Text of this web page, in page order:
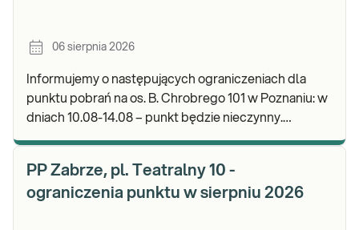
06 sierpnia 2026
Informujemy o następujących ograniczeniach dla
punktu pobrań na os. B. Chrobrego 101 w Poznaniu: w
dniach 10.08-14.08 – punkt będzie nieczynny.
PP Zabrze, pl. Teatralny 10 -
ograniczenia punktu w sierpniu 2026